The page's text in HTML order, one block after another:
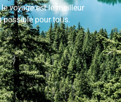
levoyageest le meilleur
possible pour tous.